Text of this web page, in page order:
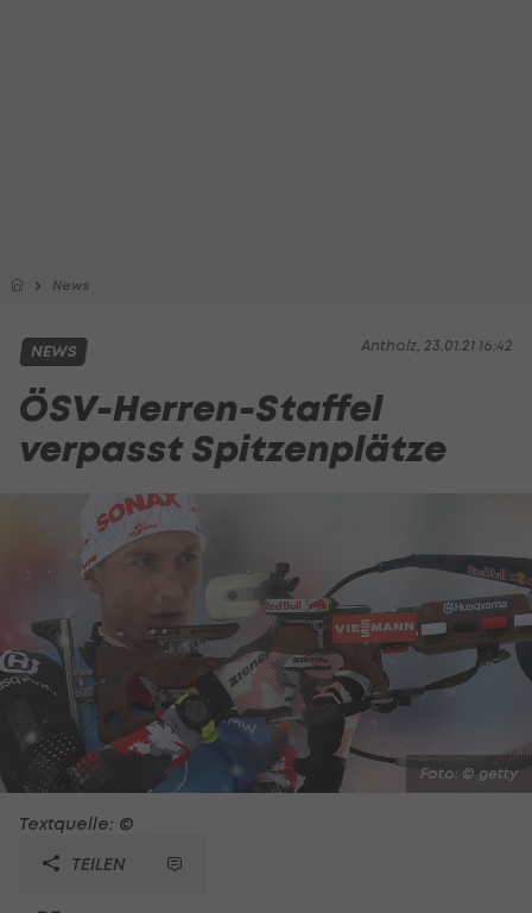
News
Antholz, 23.01.21 16:42
NEWS
ÖSV-Herren-Staffel
verpasst Spitzenplätze
Foto: © getty
Textquelle: ©
TEILEN